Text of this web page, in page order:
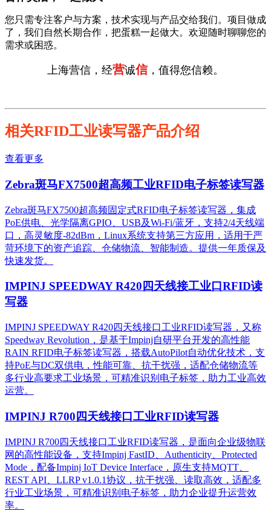
您只需专注客户与方案，技术实现与产品交给我们。项目做成
了，我们自然长期合作，把蛋糕一起做大。欢迎随时聊聊您的
需求或困惑。
上海营信，经营诚信，值得您信赖。
相关RFID工业读写器产品介绍
查看更多
Zebra斑马FX7500超高频工业RFID电子标签读写器
Zebra斑马FX7500超高频固定式RFID电子标签读写器，集成
PoE供电、光学隔离GPIO、USB及Wi-Fi/蓝牙，支持2/4天线端
口，高灵敏度-82dBm，Linux系统支持第三方应用，适用于严
苛环境下的资产追踪、仓储物流、智能制造。提供一年质保及
快速发货。
IMPINJ SPEEDWAY R420四天线接工业口RFID读
写器
IMPINJ SPEEDWAY R420四天线接口工业RFID读写器，又称
Speedway Revolution，是基于Impinj自研平台开发的高性能
RAIN RFID电子标签读写器，搭载AutoPilot自动优化技术，支
持PoE与DC双供电，性能可靠、抗干扰强，适配仓储物流等
多行业高要求工业场景，可精准识别电子标签，助力工业高效
运营。​
IMPINJ R700四天线接口工业RFID读写器
IMPINJ R700四天线接口工业RFID读写器，是面向企业级物联
网的高性能设备，支持Impinj FastID、Authenticity、Protected
Mode，配备Impinj IoT Device Interface，原生支持MQTT、
REST API、LLRP v1.0.1协议，抗干扰强、读取高效，适配多
行业工业场景，可精准识别电子标签，助力企业提升运营效
率。